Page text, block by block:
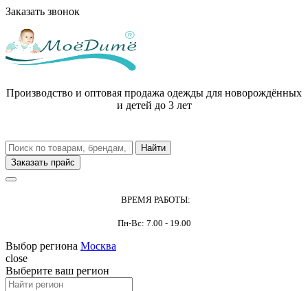
Заказать звонок
Производство и оптовая продажа одежды для новорождённых
и детей до 3 лет
Заказать прайс
ВРЕМЯ РАБОТЫ:
Пн-Вс: 7.00 - 19.00
Выбор региона Москва
close
Выберите ваш регион